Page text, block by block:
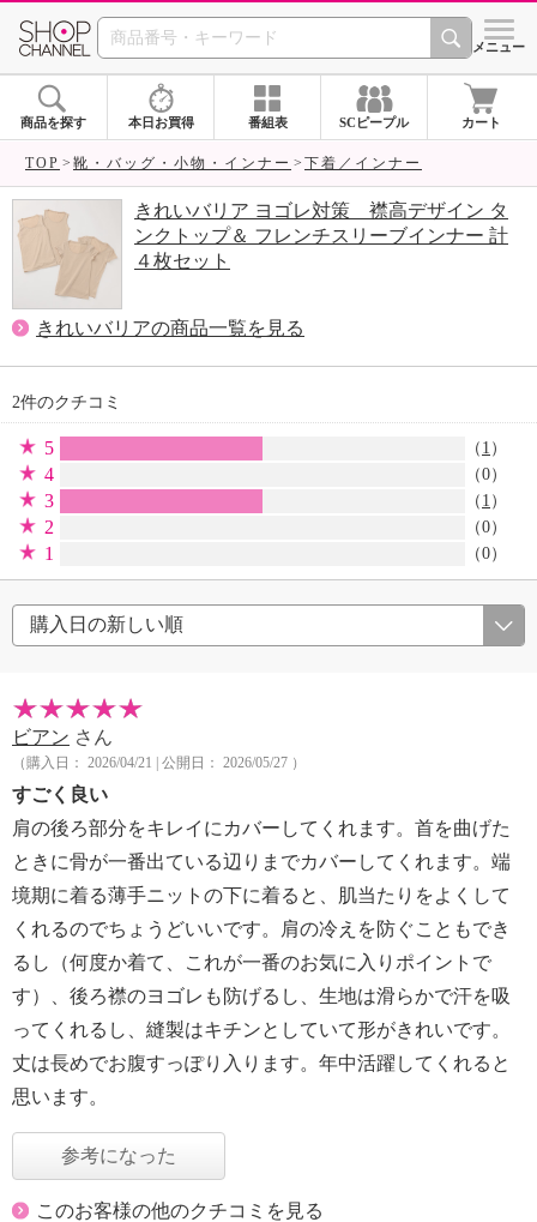
SHOP CHANNEL シメニュー
商品を探す 本日お買得 番組表 SCピープル カート
TOP 靴・バッグ・小物・インナー 下着／インナー
きれいバリア ヨゴレ対策 襟高デザイン タ
ンクトップ＆ フレンチスリーブインナー 計
４枚セット
きれいバリアの商品一覧を見る
2件のクチコミ
5 （ 1 ）
4 （0）
3 （ 1 ）
2 （0）
1 （0）
ビアン さん
（購入日： 2026/04/21 | 公開日： 2026/05/27 ）
すごく良い
肩の後ろ部分をキレイにカバーしてくれます。首を曲げた
ときに骨が一番出ている辺りまでカバーしてくれます。端
境期に着る薄手ニットの下に着ると、肌当たりをよくして
くれるのでちょうどいいです。肩の冷えを防ぐこともでき
るし（何度か着て、これが一番のお気に入りポイントで
す）、後ろ襟のヨゴレも防げるし、生地は滑らかで汗を吸
ってくれるし、縫製はキチンとしていて形がきれいです。
丈は長めでお腹すっぽり入ります。年中活躍してくれると
思います。
参考になった
このお客様の他のクチコミを見る